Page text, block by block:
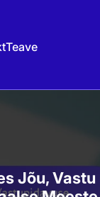
Teave
Jõu, Vastu